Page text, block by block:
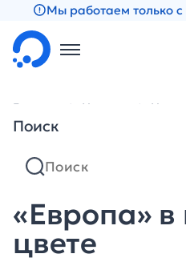
Мы работаем только
Поиск
Главная Новости
«Европа» в
цвете